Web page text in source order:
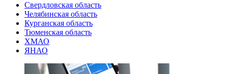
Свердловская область
Челябинская область
Курганская область
Тюменская область
ХМАО
ЯНАО